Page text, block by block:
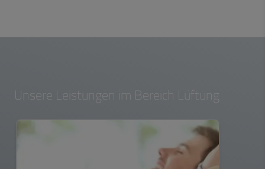
Unsere Leistungen im Bereich Lüftung